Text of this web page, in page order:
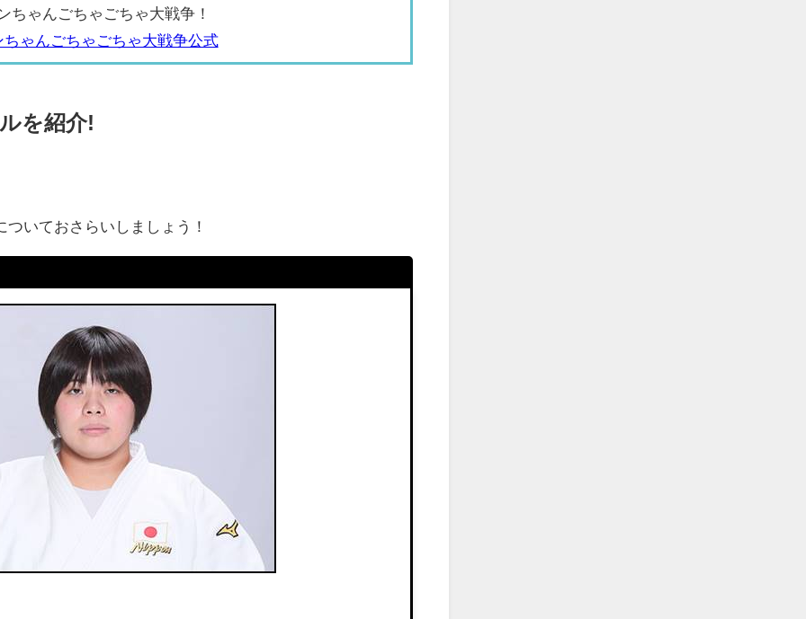
ちゃんごちゃごちゃ大戦争！
ちゃんごちゃごちゃ大戦争公式
を紹介!
いておさらいしましょう！